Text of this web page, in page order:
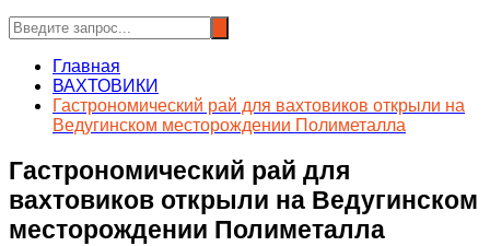
Главная
ВАХТОВИКИ
Гастрономический рай для вахтовиков открыли на
Ведугинском месторождении Полиметалла
Гастрономический рай для
вахтовиков открыли на Ведугинском
месторождении Полиметалла